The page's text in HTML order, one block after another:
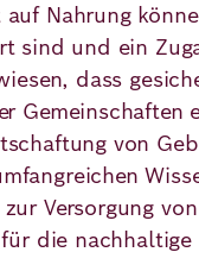
Nahrung
sind und ein
dass
von
Versorgung
die